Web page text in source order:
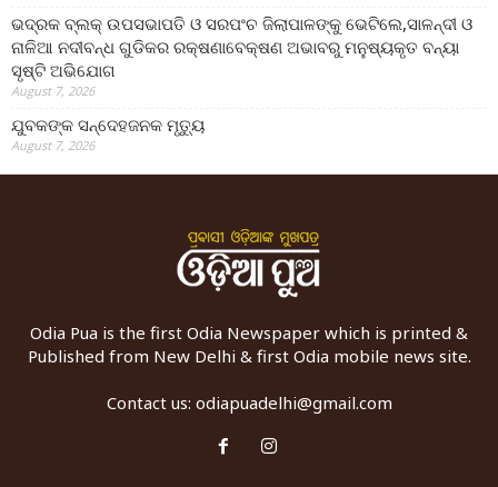
ଭଦ୍ରକ ବ୍ଲକ୍ ଉପସଭାପତି ଓ ସରପଂଚ ଜିଲାପାଳଙ୍କୁ ଭେଟିଲେ,ସାଳନ୍ଦୀ ଓ
ନାଳିଆ ନଦୀବନ୍ଧ ଗୁଡିକର ରକ୍ଷଣାବେକ୍ଷଣ ଅଭାବରୁ ମନୁଷ୍ୟକୃତ ବନ୍ୟା
ସୃଷ୍ଟି ଅଭିଯୋଗ
August 7, 2026
ଯୁବକଙ୍କ ସନ୍ଦେହଜନକ ମୃତ୍ୟୁ
August 7, 2026
Odia Pua is the first Odia Newspaper which is printed &
Published from New Delhi & first Odia mobile news site.
Contact us: odiapuadelhi@gmail.com